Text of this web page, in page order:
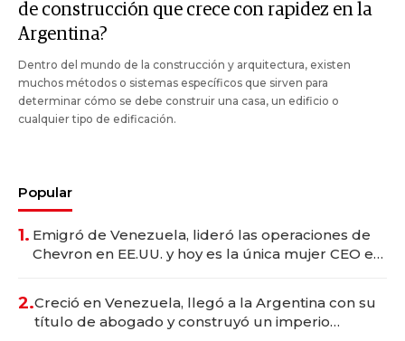
de construcción que crece con rapidez en la
Argentina?
Dentro del mundo de la construcción y arquitectura, existen
muchos métodos o sistemas específicos que sirven para
determinar cómo se debe construir una casa, un edificio o
cualquier tipo de edificación.
Popular
1. Emigró de Venezuela, lideró las operaciones de
Chevron en EE.UU. y hoy es la única mujer CEO en
2.Creció en Venezuela, llegó a la Argentina con su
título de abogado y construyó un imperio